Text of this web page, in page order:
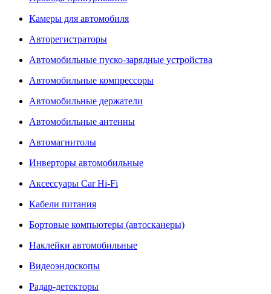
Камеры для автомобиля
Авторегистраторы
Автомобильные пуско-зарядные устройства
Автомобильные компрессоры
Автомобильные держатели
Автомобильные антенны
Автомагнитолы
Инверторы автомобильные
Аксессуары Car Hi-Fi
Кабели питания
Бортовые компьютеры (автосканеры)
Наклейки автомобильные
Видеоэндоскопы
Радар-детекторы